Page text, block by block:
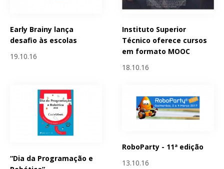
Early Brainy lança
desafio às escolas
19.10.16
Instituto Superior
Técnico oferece cursos
em formato MOOC
18.10.16
“Dia da Programação e
RoboParty - 11ª edição
13.10.16